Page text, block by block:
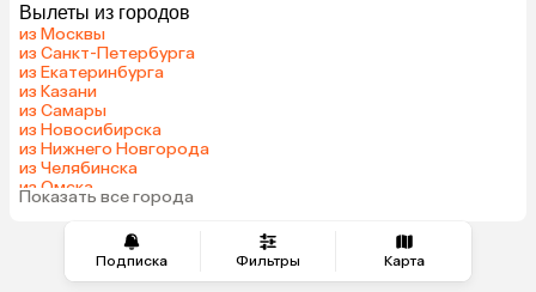
Подписка Фильтры Карта
Саудовская Аравия
Вылеты из городов
из Москвы
из Санкт-Петербурга
из Екатеринбурга
из Казани
из Самары
из Новосибирска
из Нижнего Новгорода
из Челябинска
из Омска
из Волгограда
Показать все города